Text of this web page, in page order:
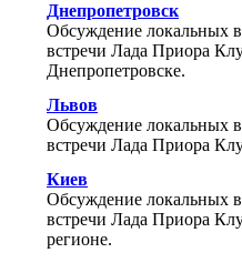
Днепропетровск
Обсуждение локальных
встречи Лада Приора
Днепропетровске.
Львов
Обсуждение локальных
встречи Лада Приора
Киев
Обсуждение локальных
встречи Лада Приора
регионе.